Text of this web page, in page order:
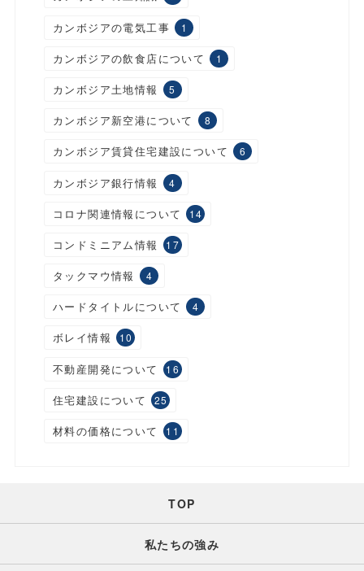
カンボジアの電気工事 1
カンボジアの飲食店について 1
カンボジア土地情報 5
カンボジア新空港について 8
カンボジア賃貸住宅建設について 6
カンボジア銀行情報 4
コロナ関連情報について 14
コンドミニアム情報 17
タックマウ情報 4
ハードタイトルについて 4
ボレイ情報 10
不動産開発について 16
住宅建設について 25
材料の価格について 11
TOP
私たちの強み